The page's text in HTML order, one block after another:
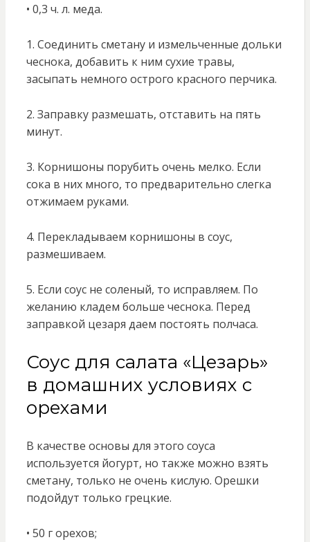
• 0,3 ч. л. меда.
1. Соединить сметану и измельченные дольки
чеснока, добавить к ним сухие травы,
засыпать немного острого красного перчика.
2. Заправку размешать, отставить на пять
минут.
3. Корнишоны порубить очень мелко. Если
сока в них много, то предварительно слегка
отжимаем руками.
4. Перекладываем корнишоны в соус,
размешиваем.
5. Если соус не соленый, то исправляем. По
желанию кладем больше чеснока. Перед
заправкой цезаря даем постоять полчаса.
Соус для салата «Цезарь»
в домашних условиях с
орехами
В качестве основы для этого соуса
используется йогурт, но также можно взять
сметану, только не очень кислую. Орешки
подойдут только грецкие.
• 50 г орехов;